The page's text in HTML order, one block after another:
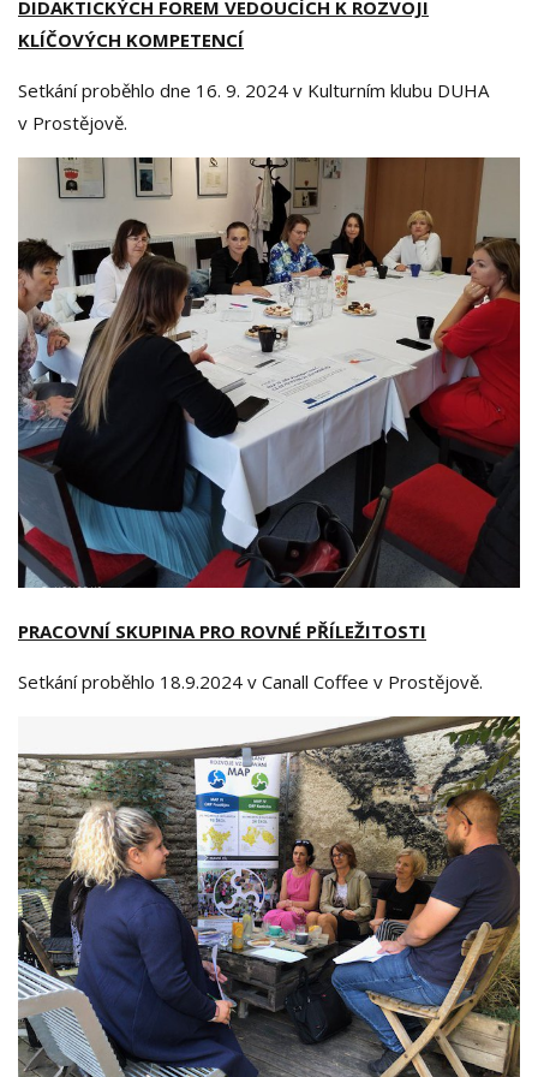
DIDAKTICKÝCH FOREM VEDOUCÍCH K ROZVOJI
KLÍČOVÝCH KOMPETENCÍ
Setkání proběhlo dne 16. 9. 2024 v Kulturním klubu DUHA
v Prostějově.
PRACOVNÍ SKUPINA PRO ROVNÉ PŘÍLEŽITOSTI
Setkání proběhlo 18.9.2024 v Canall Coffee v Prostějově.